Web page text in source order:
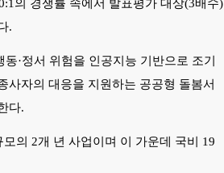
의 경쟁률 속에서 발표평가 대상(3배수)
.
동·정서 위험을 인공지능 기반으로 조기
사자의 대응을 지원하는 공공형 돌봄서
다.
의 2개 년 사업이며 이 가운데 국비 19